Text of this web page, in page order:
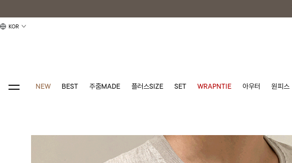
KOR
NEW BEST 주줌MADE 플러스SIZE SET WRAPNTIE 아우터 원피스